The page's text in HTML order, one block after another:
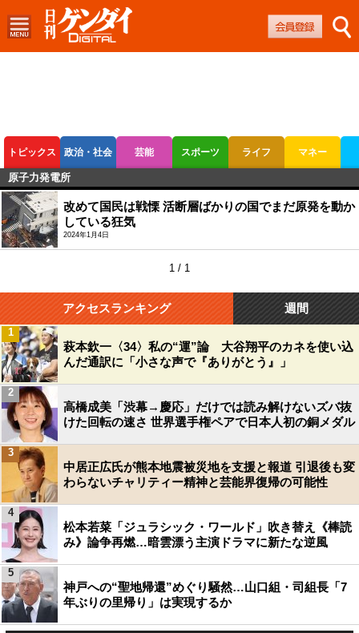
トピックス 政治・社会 芸能 スポーツ ライフ マネー
ボートレース
原子力発電所
改めて国民は戦慄 活断層ばかりの国でまだ原発を動か
している狂気
2024年1月4日
1 / 1
アクセスランキング 週間
萩本欽一〈34〉私の“運”論 大谷翔平のカネを使い込
んだ通訳に「小さな声で『ありがとう』」
1
高橋成美「渋幕→慶応」だけでは読み解けないズバ抜
けた回転の速さ 世界選手権ペアで日本人初の銅メダル
2
中居正広氏が熊本地震被災地を支援と報道 引退後も変
わらないチャリティー精神と芸能界復帰の可能性
3
松本若菜「ジュラシック・ワールド」吹き替え《棒読
み》論争再燃…暗雲漂う主演ドラマに新たな逆風
4
神戸への“聖地帰還”めぐり騒然…山口組・司組長「7
年ぶりの里帰り」は実現するか
5